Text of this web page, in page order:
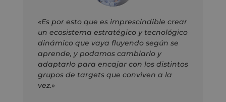
«Es por esto que es imprescindible crear
un ecosistema estratégico y tecnológico
dinámico que vaya fluyendo según se
aprende, y podamos cambiarlo y
adaptarlo para encajar con los distintos
grupos de targets que conviven a la
vez.»